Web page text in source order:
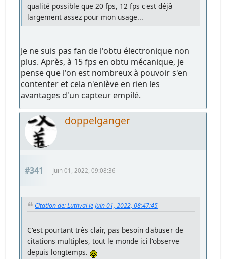
qualité possible que 20 fps, 12 fps c'est déjà
largement assez pour mon usage...
Je ne suis pas fan de l'obtu électronique non
plus. Après, à 15 fps en obtu mécanique, je
pense que l'on est nombreux à pouvoir s'en
contenter et cela n'enlève en rien les
avantages d'un capteur empilé.
doppelganger
#341 Juin 01, 2022, 09:08:36
Citation de: Luthval le Juin 01, 2022, 08:47:45
C'est pourtant très clair, pas besoin d'abuser de
citations multiples, tout le monde ici l'observe
depuis longtemps.